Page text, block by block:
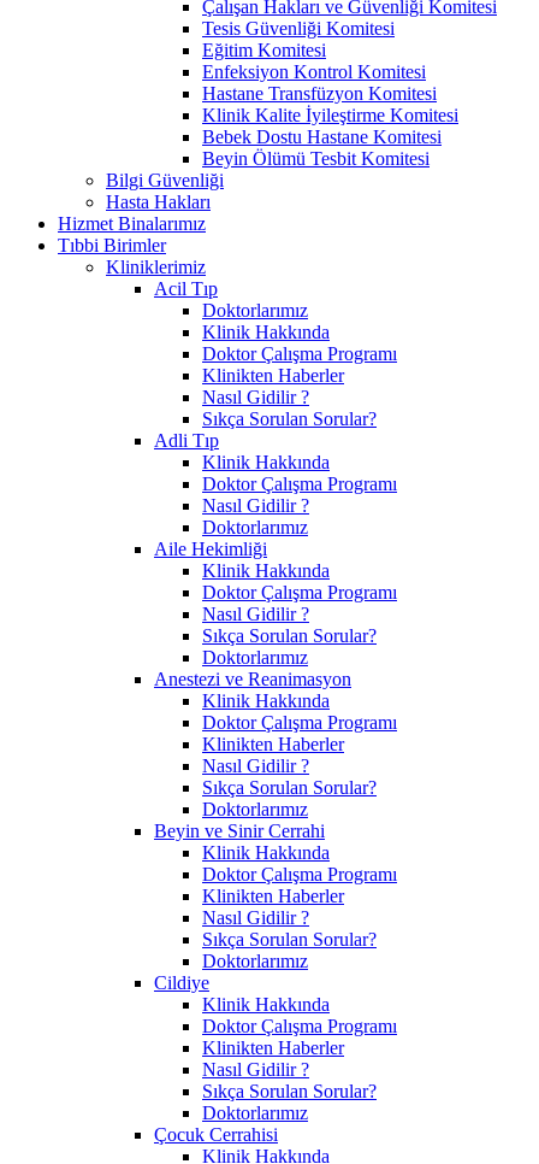
Çalışan Hakları ve Güvenliği Komitesi
Tesis Güvenliği Komitesi
Eğitim Komitesi
Enfeksiyon Kontrol Komitesi
Hastane Transfüzyon Komitesi
Klinik Kalite İyileştirme Komitesi
Bebek Dostu Hastane Komitesi
Beyin Ölümü Tesbit Komitesi
Bilgi Güvenliği
Hasta Hakları
Hizmet Binalarımız
Tıbbi Birimler
Kliniklerimiz
Acil Tıp
Doktorlarımız
Klinik Hakkında
Doktor Çalışma Programı
Klinikten Haberler
Nasıl Gidilir ?
Sıkça Sorulan Sorular?
Adli Tıp
Klinik Hakkında
Doktor Çalışma Programı
Nasıl Gidilir ?
Doktorlarımız
Aile Hekimliği
Klinik Hakkında
Doktor Çalışma Programı
Nasıl Gidilir ?
Sıkça Sorulan Sorular?
Doktorlarımız
Anestezi ve Reanimasyon
Klinik Hakkında
Doktor Çalışma Programı
Klinikten Haberler
Nasıl Gidilir ?
Sıkça Sorulan Sorular?
Doktorlarımız
Beyin ve Sinir Cerrahi
Klinik Hakkında
Doktor Çalışma Programı
Klinikten Haberler
Nasıl Gidilir ?
Sıkça Sorulan Sorular?
Doktorlarımız
Cildiye
Klinik Hakkında
Doktor Çalışma Programı
Klinikten Haberler
Nasıl Gidilir ?
Sıkça Sorulan Sorular?
Doktorlarımız
Çocuk Cerrahisi
Klinik Hakkında